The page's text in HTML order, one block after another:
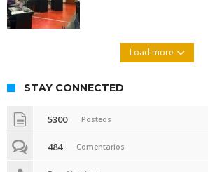
Load more
STAY CONNECTED
5300 Posteos
484 Comentarios